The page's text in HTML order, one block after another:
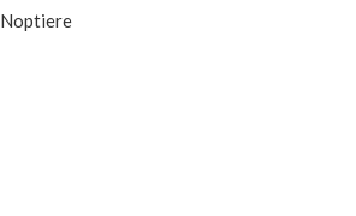
Noptiere